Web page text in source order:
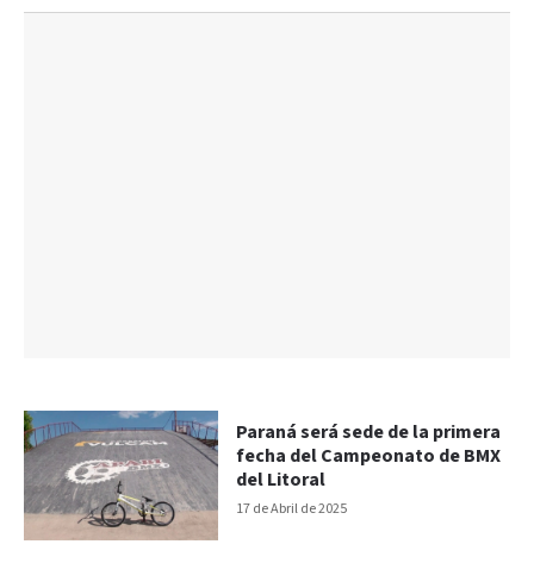
17 de Abril de 2025
Paraná será sede de la primera
fecha del Campeonato de BMX
del Litoral